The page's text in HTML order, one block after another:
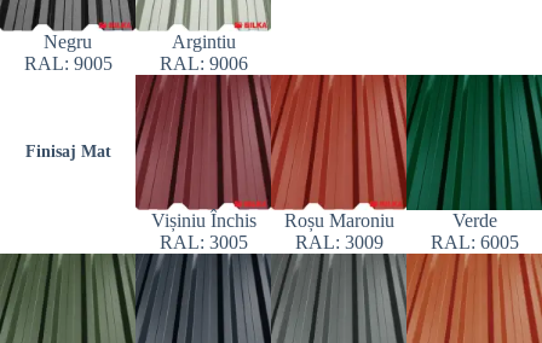
Negru
RAL: 9005
Argintiu
RAL: 9006
Finisaj Mat
Vișiniu Închis
RAL: 3005
Roșu Maroniu
RAL: 3009
Verde
RAL: 6005